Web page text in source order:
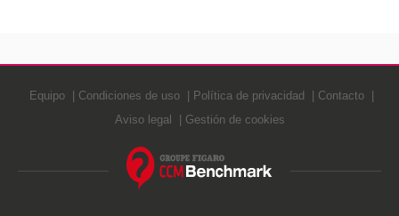
Equipo Condiciones de uso Política de privacidad
Contacto
Aviso legal
Gestión de cookies